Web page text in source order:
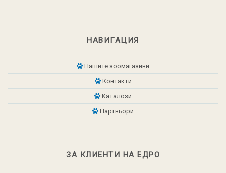
НАВИГАЦИЯ
Нашите зоомагазини
Контакти
Каталози
Партньори
ЗА КЛИЕНТИ НА ЕДРО